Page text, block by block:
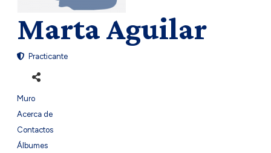
Marta Aguilar
Practicante
Muro
Acerca de
Contactos
Álbumes